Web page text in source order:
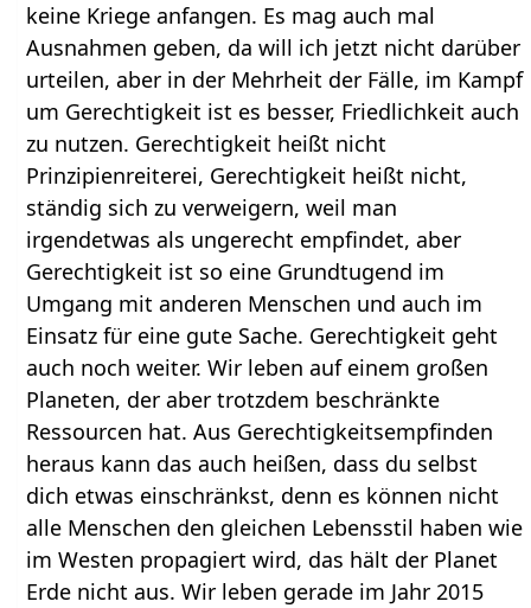
keine Kriege anfangen. Es mag auch mal
Ausnahmen geben, da will ich jetzt nicht darüber
urteilen, aber in der Mehrheit der Fälle, im Kampf
um Gerechtigkeit ist es besser, Friedlichkeit auch
zu nutzen. Gerechtigkeit heißt nicht
Prinzipienreiterei, Gerechtigkeit heißt nicht,
ständig sich zu verweigern, weil man
irgendetwas als ungerecht empfindet, aber
Gerechtigkeit ist so eine Grundtugend im
Umgang mit anderen Menschen und auch im
Einsatz für eine gute Sache. Gerechtigkeit geht
auch noch weiter. Wir leben auf einem großen
Planeten, der aber trotzdem beschränkte
Ressourcen hat. Aus Gerechtigkeitsempfinden
heraus kann das auch heißen, dass du selbst
dich etwas einschränkst, denn es können nicht
alle Menschen den gleichen Lebensstil haben wie
im Westen propagiert wird, das hält der Planet
Erde nicht aus. Wir leben gerade im Jahr 2015